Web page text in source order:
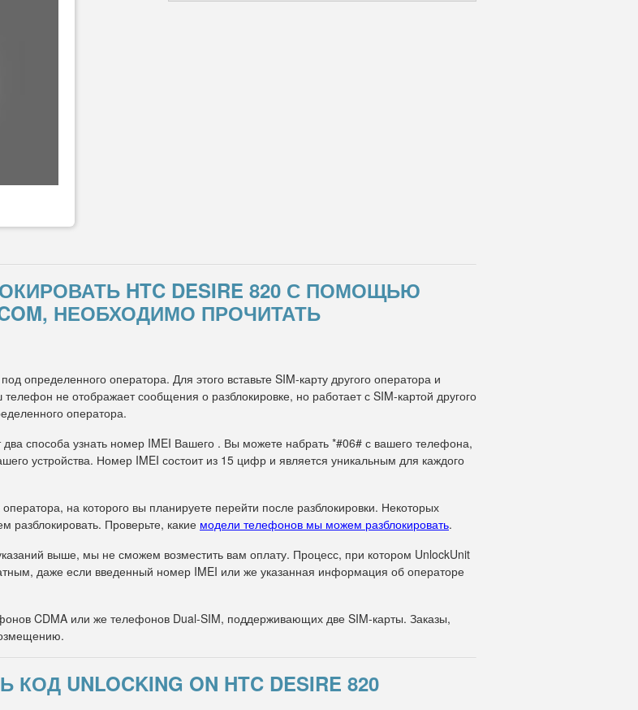
HTC DESIRE 820 С ПОМОЩЬЮ
НЕОБХОДИМО ПРОЧИТАТЬ
определенного оператора. Для этого вставьте SIM-карту другого оператора и
не отображает сообщения о разблокировке, но работает с SIM-картой другого
оператора.
способа узнать номер IMEI Вашего . Вы можете набрать *#06# с вашего телефона,
устройства. Номер IMEI состоит из 15 цифр и является уникальным для каждого
на которого вы планируете перейти после разблокировки. Некоторых
Проверьте, какие модели телефонов мы можем разблокировать.
выше, мы не сможем возместить вам оплату. Процесс, при котором UnlockUnit
даже если введенный номер IMEI или же указанная информация об операторе
CDMA или же телефонов Dual-SIM, поддерживающих две SIM-карты. Заказы,
UNLOCKING ON HTC DESIRE 820